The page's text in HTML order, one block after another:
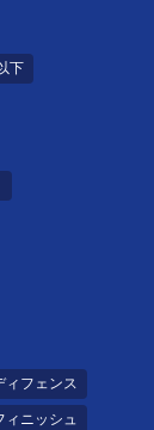
下
ィフェンス
ィニッシュ